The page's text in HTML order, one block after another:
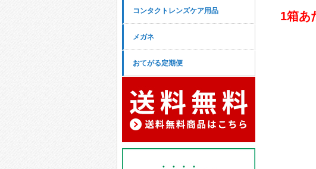
コンタクトレンズケア用品
メガネ
おてがる定期便
1箱あ